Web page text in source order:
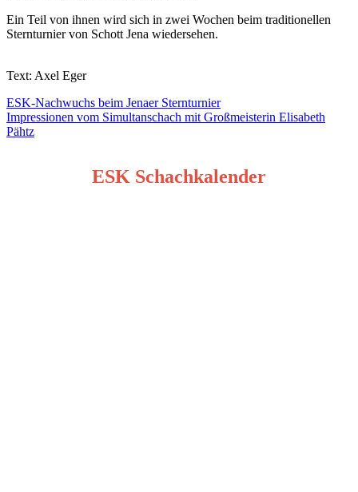
Ein Teil von ihnen wird sich in zwei Wochen beim traditionellen
Sternturnier von Schott Jena wiedersehen.
Text: Axel Eger
Beitragsnavigation
ESK-Nachwuchs beim Jenaer Sternturnier
Impressionen vom Simultanschach mit Großmeisterin Elisabeth
Pähtz
ESK Schachkalender